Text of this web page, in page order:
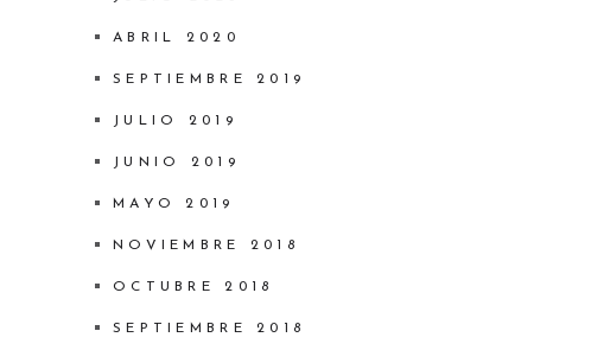
ABRIL 2020
SEPTIEMBRE 2019
JULIO 2019
JUNIO 2019
MAYO 2019
NOVIEMBRE 2018
OCTUBRE 2018
SEPTIEMBRE 2018